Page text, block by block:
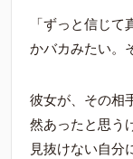
「ずっと信じ
かバカみたい。
彼女が、その相
然あったと思う
見抜けない自分